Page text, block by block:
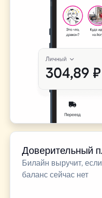
Доверительный
Билайн выручит,
баланс сейчас нет